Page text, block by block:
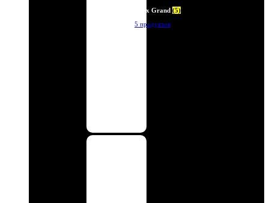
Deux Grand (5)
5 продуктов